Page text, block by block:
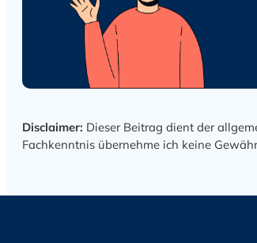
Disclaimer: Dieser Beitrag dient der
Fachkenntnis übernehme ich keine